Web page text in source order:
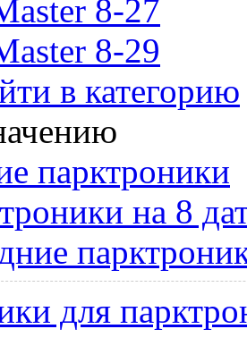
8-27
8-29
в категорию
парктроники
на 8
для